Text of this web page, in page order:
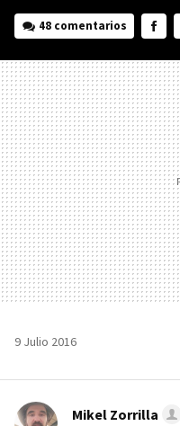
48 comentarios
9 Julio 2016
Mikel Zorrilla